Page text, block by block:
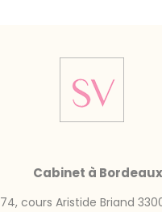
Cabinet à Bordeaux
74, cours Aristide Briand